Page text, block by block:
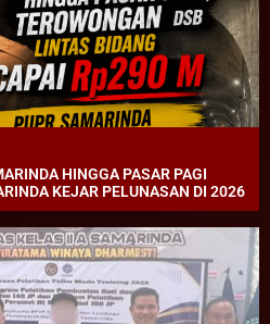
HINGGA PASAR PAGI
KEJAR PELUNASAN DI 2026